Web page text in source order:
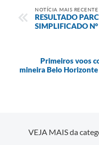
NOTÍCIA MAIS RECENTE
RESULTADO
SIMPLIFICADO
Primeiros voos
mineira Belo
VEJA MAIS da